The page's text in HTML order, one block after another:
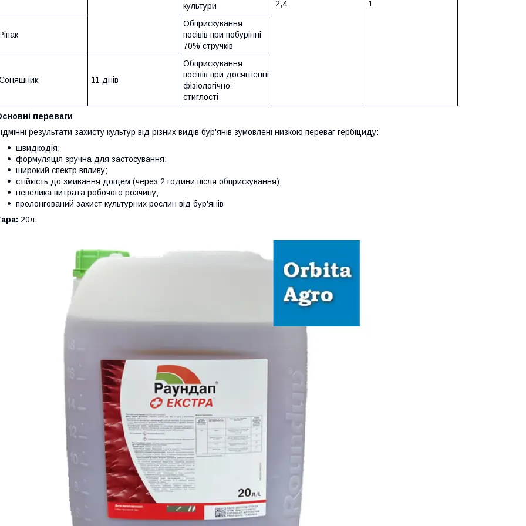
2,4 1
культури
Обприскування
посівів при побурінні
70% стручків
11 днів
Обприскування
посівів при досягненні
фізіологічної
стиглості
переваги
результати захисту культур від різних видів бур'янів зумовлені низкою переваг гербіциду:
швидкодія;
формуляція зручна для застосування;
широкий спектр впливу;
стійкість до змивання дощем (через 2 години після обприскування);
невелика витрата робочого розчину;
пролонгований захист культурних рослин від бур'янів
20л.